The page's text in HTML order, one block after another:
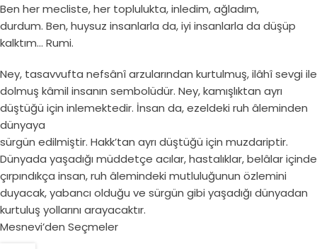
Ben her mecliste, her toplulukta, inledim, ağladım,
durdum. Ben, huysuz insanlarla da, iyi insanlarla da düşüp
kalktım… Rumi.
Ney, tasavvufta nefsânî arzularından kurtulmuş, ilâhî sevgi ile
dolmuş kâmil insanın sembolüdür. Ney, kamışlıktan ayrı
düştüğü için inlemektedir. İnsan da, ezeldeki ruh âleminden
dünyaya
sürgün edilmiştir. Hakk’tan ayrı düştüğü için muzdariptir.
Dünyada yaşadığı müddetçe acılar, hastalıklar, belâlar içinde
çırpındıkça insan, ruh âlemindeki mutluluğunun özlemini
duyacak, yabancı olduğu ve sürgün gibi yaşadığı dünyadan
kurtuluş yollarını arayacaktır.
Mesnevi’den Seçmeler